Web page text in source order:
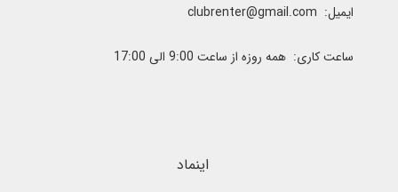
ایمیل: clubrenter@gmail.com
ساعت کاری: همه روزه از ساعت 9:00 الی 17:00
اینماد